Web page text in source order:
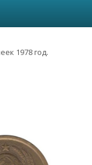
1978 год.